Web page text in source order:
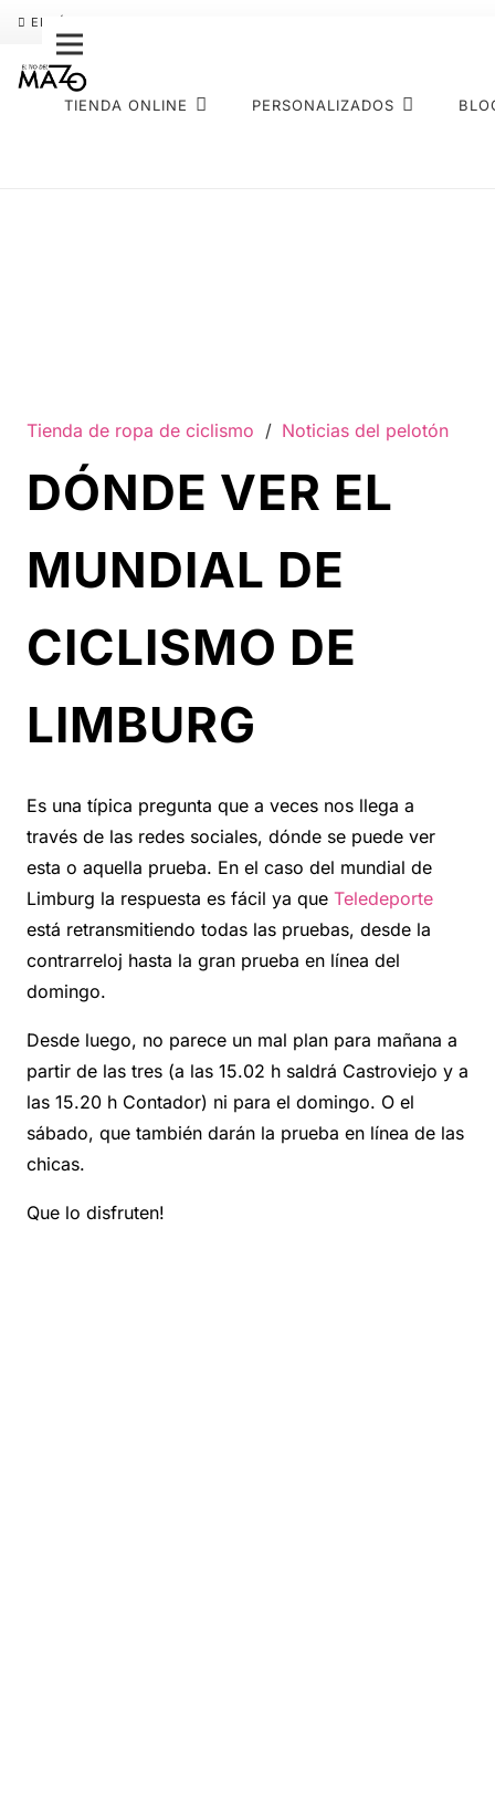
ENVÍO GRATIS
TIENDA ONLINE PERSONALIZADOS
Tienda de ropa de ciclismo / Noticias del pelotón
DÓNDE VER EL
MUNDIAL DE
CICLISMO DE
LIMBURG
Es una típica pregunta que a veces nos llega a
través de las redes sociales, dónde se puede ver
esta o aquella prueba. En el caso del mundial de
Limburg la respuesta es fácil ya que Teledeporte
está retransmitiendo todas las pruebas, desde la
contrarreloj hasta la gran prueba en línea del
domingo.
Desde luego, no parece un mal plan para mañana a
partir de las tres (a las 15.02 h saldrá Castroviejo y a
las 15.20 h Contador) ni para el domingo. O el
sábado, que también darán la prueba en línea de las
chicas.
Que lo disfruten!